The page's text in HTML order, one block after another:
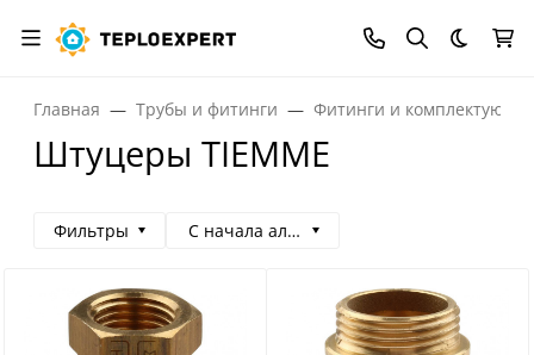
Темная
Главная Трубы и фитинги Фитинги и
Штуцеры TIEMME
Фильтры С начала алфавита